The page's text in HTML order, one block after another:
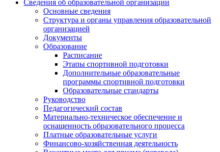
Сведения об образовательной организации
Основные сведения
Структура и органы управления образовательной
организацией
Документы
Образование
Расписание
Этапы спортивной подготовки
Дополнительные образовательные
программы спортивной подготовки
Образовательные стандарты
Руководство
Педагогический состав
Материально-техническое обеспечение и
оснащенность образовательного процесса
Платные образовательные услуги
Финансово-хозяйственная деятельность